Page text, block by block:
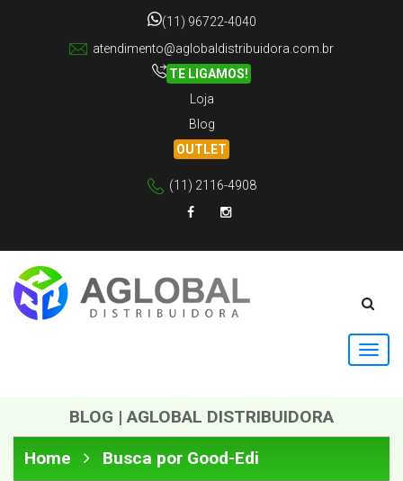
(11) 96722-4040
atendimento@aglobaldistribuidora.com.br
TE LIGAMOS!
Loja
Blog
OUTLET
(11) 2116-4908
BLOG | AGLOBAL DISTRIBUIDORA
Home
Busca por Good-Edi